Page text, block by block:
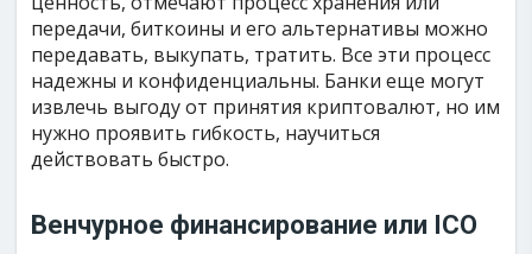
передачи, биткоины и его альтернативы можно
передавать, выкупать, тратить. Все эти процесс
надежны и конфиденциальны. Банки еще могут
извлечь выгоду от принятия криптовалют, но им
нужно проявить гибкость, научиться
действовать быстро.
Венчурное финансирование или ICO